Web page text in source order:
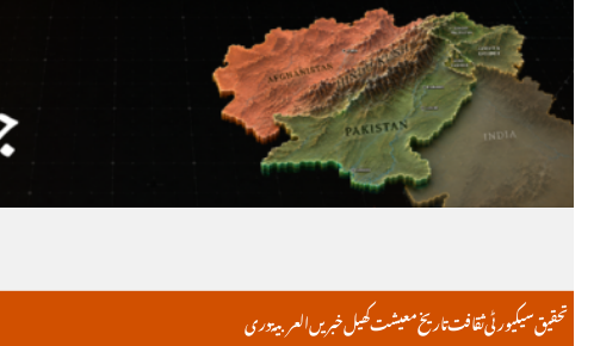
خبریںکھیلمعیشتتاریخثقافتسیکیورٹیتحقیق دریالعربية